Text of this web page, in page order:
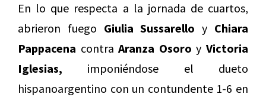
En lo que respecta a la jornada de cuartos,
abrieron fuego Giulia Sussarello y Chiara
Pappacena contraAranza Osoro yVictoria
Iglesias, imponiéndose el dueto
hispanoargentino con un contundente 1-6 en